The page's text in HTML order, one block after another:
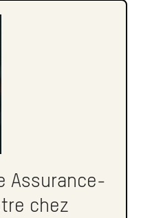
à partir de 8
vie après
assurance vie ?
votre
Assurance-
chez